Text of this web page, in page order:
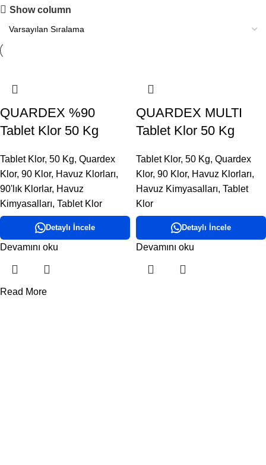
Show column
QUARDEX %90
Tablet Klor 50 Kg
Tablet Klor, 50 Kg, Quardex
Klor, 90 Klor, Havuz Klorları,
90'lık Klorlar, Havuz
Kimyasalları, Tablet Klor
Detaylı İncele
Devamını oku
QUARDEX MULTI
Tablet Klor 50 Kg
Tablet Klor, 50 Kg, Quardex
Klor, 90 Klor, Havuz Klorları,
Havuz Kimyasalları, Tablet
Klor
Detaylı İncele
Devamını oku
Read More